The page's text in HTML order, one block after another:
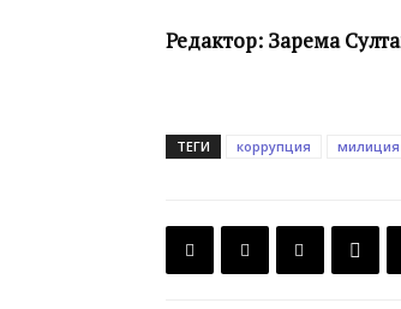
Редактор: Зарема
ТЕГИ коррупция милиция